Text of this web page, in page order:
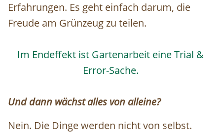
Erfahrungen. Es geht einfach darum, die
Freude am Grünzeug zu teilen.
Im Endeffekt ist Gartenarbeit eine Trial &
Error-Sache.
Und dann wächst alles von alleine?
Nein. Die Dinge werden nicht von selbst.